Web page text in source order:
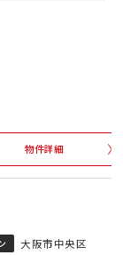
物件詳細
大阪市中央区